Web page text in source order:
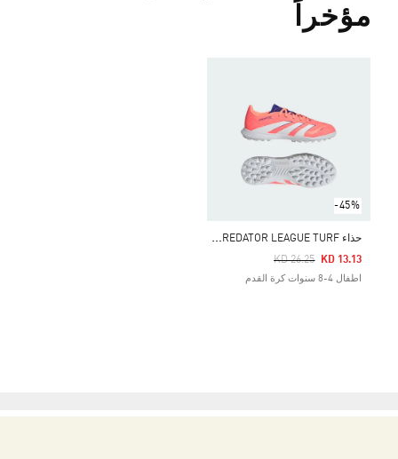
مؤخراً
-45%
ح
ذاء PREDATOR LEAGUE TURF للأطفال
Price Reduced From
KD 26.25
To KD 13.13
اطفال 4-8 سنوات كرة القدم